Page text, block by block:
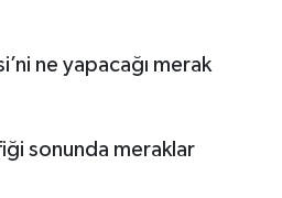
ne yapacağı merak
sonunda meraklar